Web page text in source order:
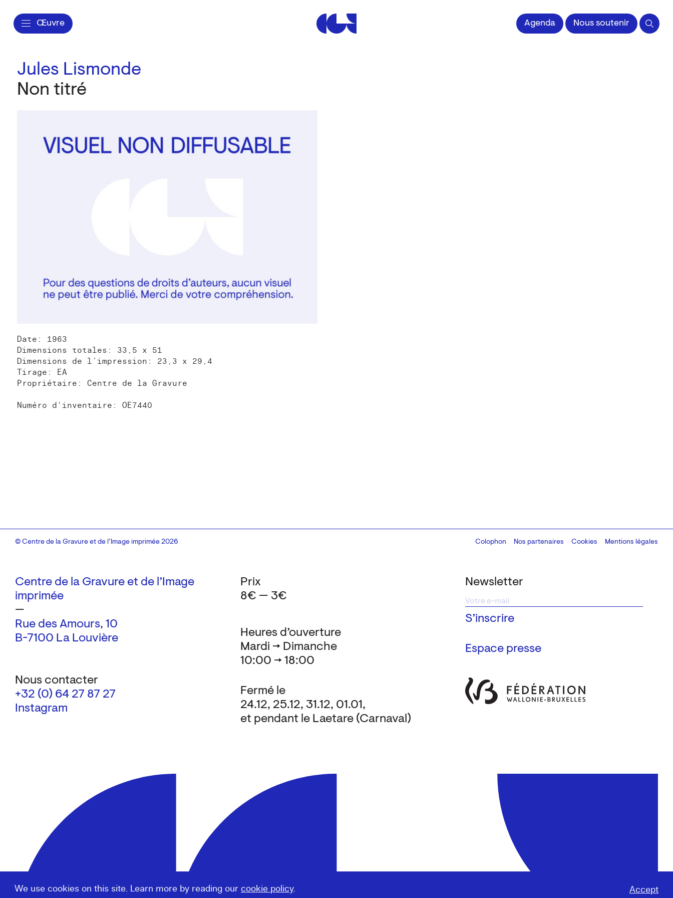
Œuvre Centre de la Gravure et de l'Image impriméeAgenda Nous soutenir
We use cookies on this site. Learn more by reading our cookie policy. Accept
Jules Lismonde
Non titré
Date: 1963
Dimensions totales: 33,5 x 51
Dimensions de l’impression: 23,3 x 29,4
Tirage: EA
Propriétaire: Centre de la Gravure
Numéro d'inventaire: OE7440
Centre de la Gravure et de l’Image
imprimée
—
Rue des Amours, 10
B-7100 La Louvière
Nous contacter
+32 (0) 64 27 87 27
Instagram
Newsletter
Espace presse
Heures d’ouverture
Mardi → Dimanche
10:00 → 18:00
Fermé le
24.12, 25.12, 31.12, 01.01,
et pendant le Laetare (Carnaval)
Prix
8€ — 3€
© Centre de la Gravure et de l’Image imprimée 2026 Colophon
Design:Marcel Kaczmarek, code:8080.studio
Nos partenaires Cookies Mentions légales